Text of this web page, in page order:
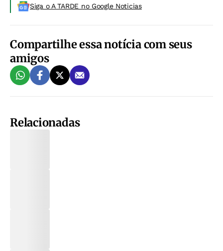
Siga o A TARDE no Google Noticias
Compartilhe essa notícia com seus
amigos
Relacionadas